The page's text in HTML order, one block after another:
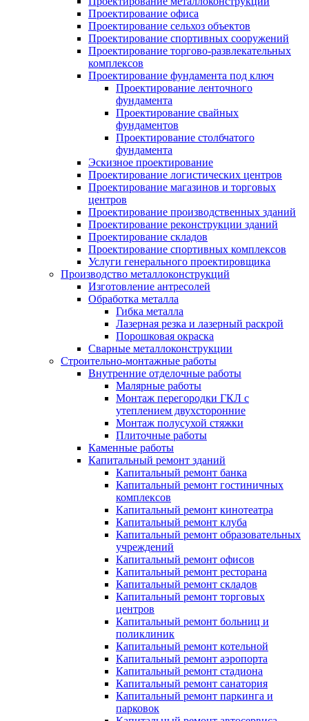
Проектирование офиса
Проектирование сельхоз объектов
Проектирование спортивных сооружений
Проектирование торгово-развлекательных
комплексов
Проектирование фундамента под ключ
Проектирование ленточного
фундамента
Проектирование свайных
фундаментов
Проектирование столбчатого
фундамента
Эскизное проектирование
Проектирование логистических центров
Проектирование магазинов и торговых
центров
Проектирование производственных зданий
Проектирование реконструкции зданий
Проектирование складов
Проектирование спортивных комплексов
Услуги генерального проектировщика
Производство металлоконструкций
Изготовление антресолей
Обработка металла
Гибка металла
Лазерная резка и лазерный раскрой
Порошковая окраска
Сварные металлоконструкции
Строительно-монтажные работы
Внутренние отделочные работы
Малярные работы
Монтаж перегородки ГКЛ с
утеплением двухсторонние
Монтаж полусухой стяжки
Плиточные работы
Каменные работы
Капитальный ремонт зданий
Капитальный ремонт банка
Капитальный ремонт гостиничных
комплексов
Капитальный ремонт кинотеатра
Капитальный ремонт клуба
Капитальный ремонт образовательных
учреждений
Капитальный ремонт офисов
Капитальный ремонт ресторана
Капитальный ремонт складов
Капитальный ремонт торговых
центров
Капитальный ремонт больниц и
поликлиник
Капитальный ремонт котельной
Капитальный ремонт аэропорта
Капитальный ремонт стадиона
Капитальный ремонт санатория
Капитальный ремонт паркинга и
парковок